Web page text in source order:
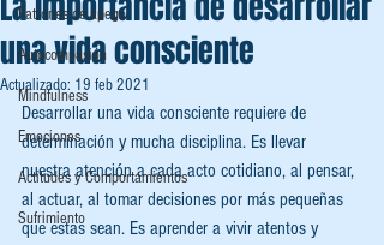
Patrones de apego
Autocompasión
Mindfulness
Emociones
Actitudes y Comportamientos
Sufrimiento
una vida consciente
Actualizado: 19 feb 2021
Desarrollar una vida consciente requiere de
determinación y mucha disciplina. Es llevar
nuestra atención a cada acto cotidiano, al pensar,
al actuar, al tomar decisiones por más pequeñas
que estas sean. Es aprender a vivir atentos y